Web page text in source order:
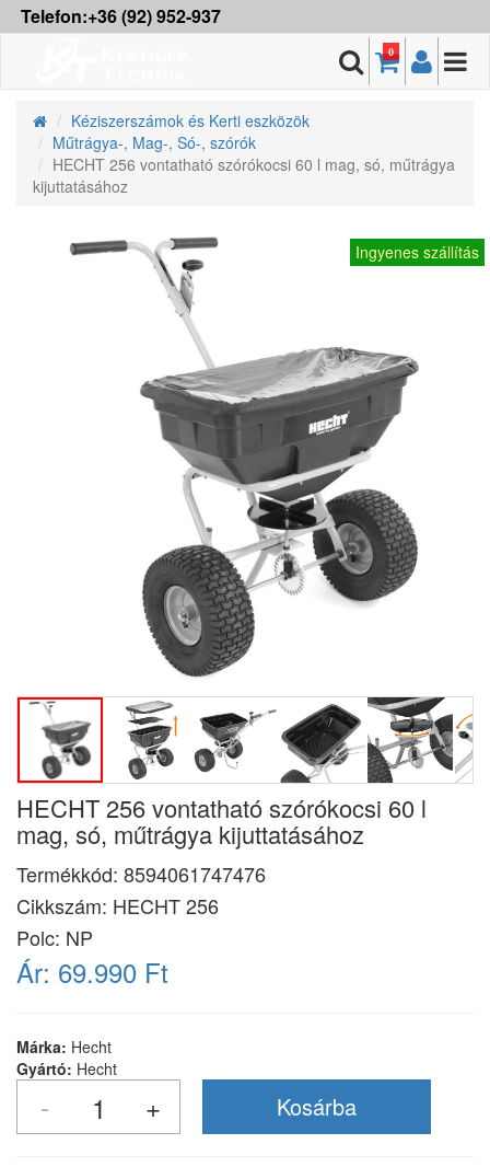
Telefon:+36 (92) 952-937
0
Kéziszerszámok és Kerti eszközök
Műtrágya-, Mag-, Só-, szórók
HECHT 256 vontatható szórókocsi 60 l mag, só, műtrágya
kijuttatásához
Ingyenes szállítás
HECHT 256 vontatható szórókocsi 60 l
mag, só, műtrágya kijuttatásához
Termékkód: 8594061747476
Cikkszám: HECHT 256
Polc: NP
Ár: 69.990 Ft
Márka: Hecht
Gyártó: Hecht